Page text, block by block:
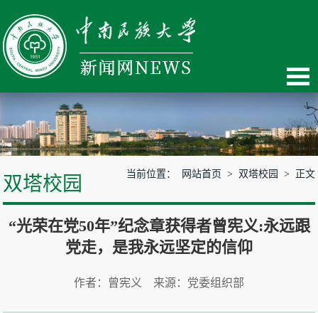
双塔校园 当前位置： 网站首页 > 双塔校园 > 正文
“光荣在党50年”纪念章获得者曾宪义:永远跟
党走，是我永远坚定的信仰
作者：曾宪义 来源：党委组织部